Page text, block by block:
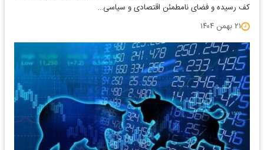
کف رسیده و فضای نامطمئن اقتصادی و سیاسی…
۲۱ بهمن ۱۴۰۴